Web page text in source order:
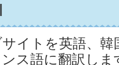
イトを英語、
ス語に翻訳し